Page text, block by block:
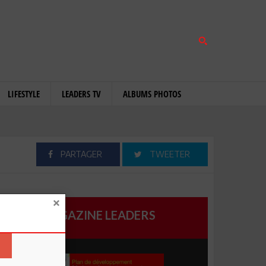
LIFESTYLE LEADERS TV ALBUMS PHOTOS
PARTAGER TWEETER
MAGAZINE LEADERS